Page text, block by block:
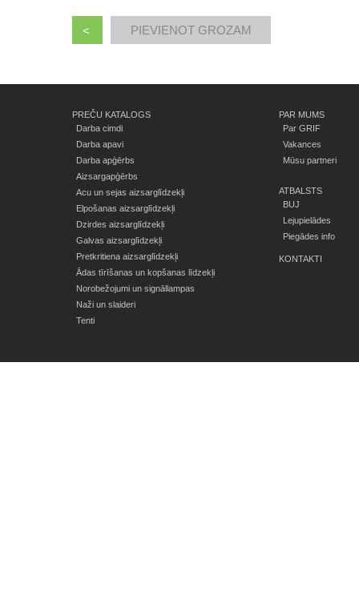
<
PREČU KATALOGS
Darba cimdi
Darba apavi
Darba apģērbs
Aizsargapģērbs
Acu un sejas aizsarglīdzekļi
Elpošanas aizsarglīdzekļi
Dzirdes aizsarglīdzekļi
Galvas aizsarglīdzekļi
Pretkritiena aizsarglīdzekļi
Ādas tīrīšanas un kopšanas līdzekļi
Norobežojumi un signāllampas
Naži un slaideri
Tenti
PAR MUMS
Par GRIF
Vakances
Mūsu partneri
ATBALSTS
BUJ
Lejupielādes
Piegādes info
KONTAKTI